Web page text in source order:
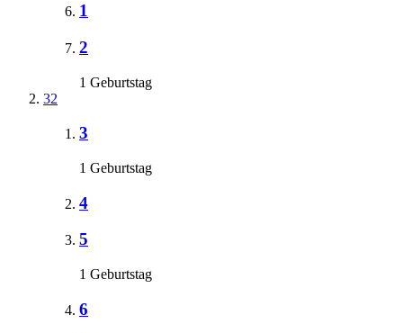
1
2
1 Geburtstag
32
3
1 Geburtstag
4
5
1 Geburtstag
6